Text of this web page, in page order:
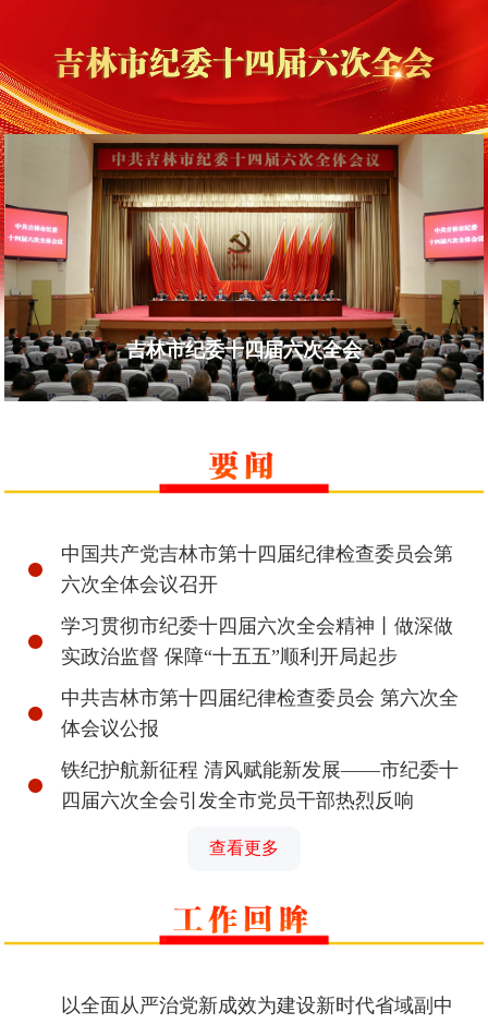
吉林市纪委十四届六次全会
中国共产党吉林市第十四届纪律检查委员会第
六次全体会议召开
学习贯彻市纪委十四届六次全会精神丨做深做
实政治监督 保障“十五五”顺利开局起步
中共吉林市第十四届纪律检查委员会 第六次全
体会议公报
铁纪护航新征程 清风赋能新发展——市纪委十
四届六次全会引发全市党员干部热烈反响
查看更多
以全面从严治党新成效为建设新时代省域副中